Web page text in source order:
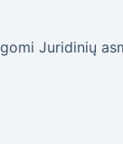
Juridinių